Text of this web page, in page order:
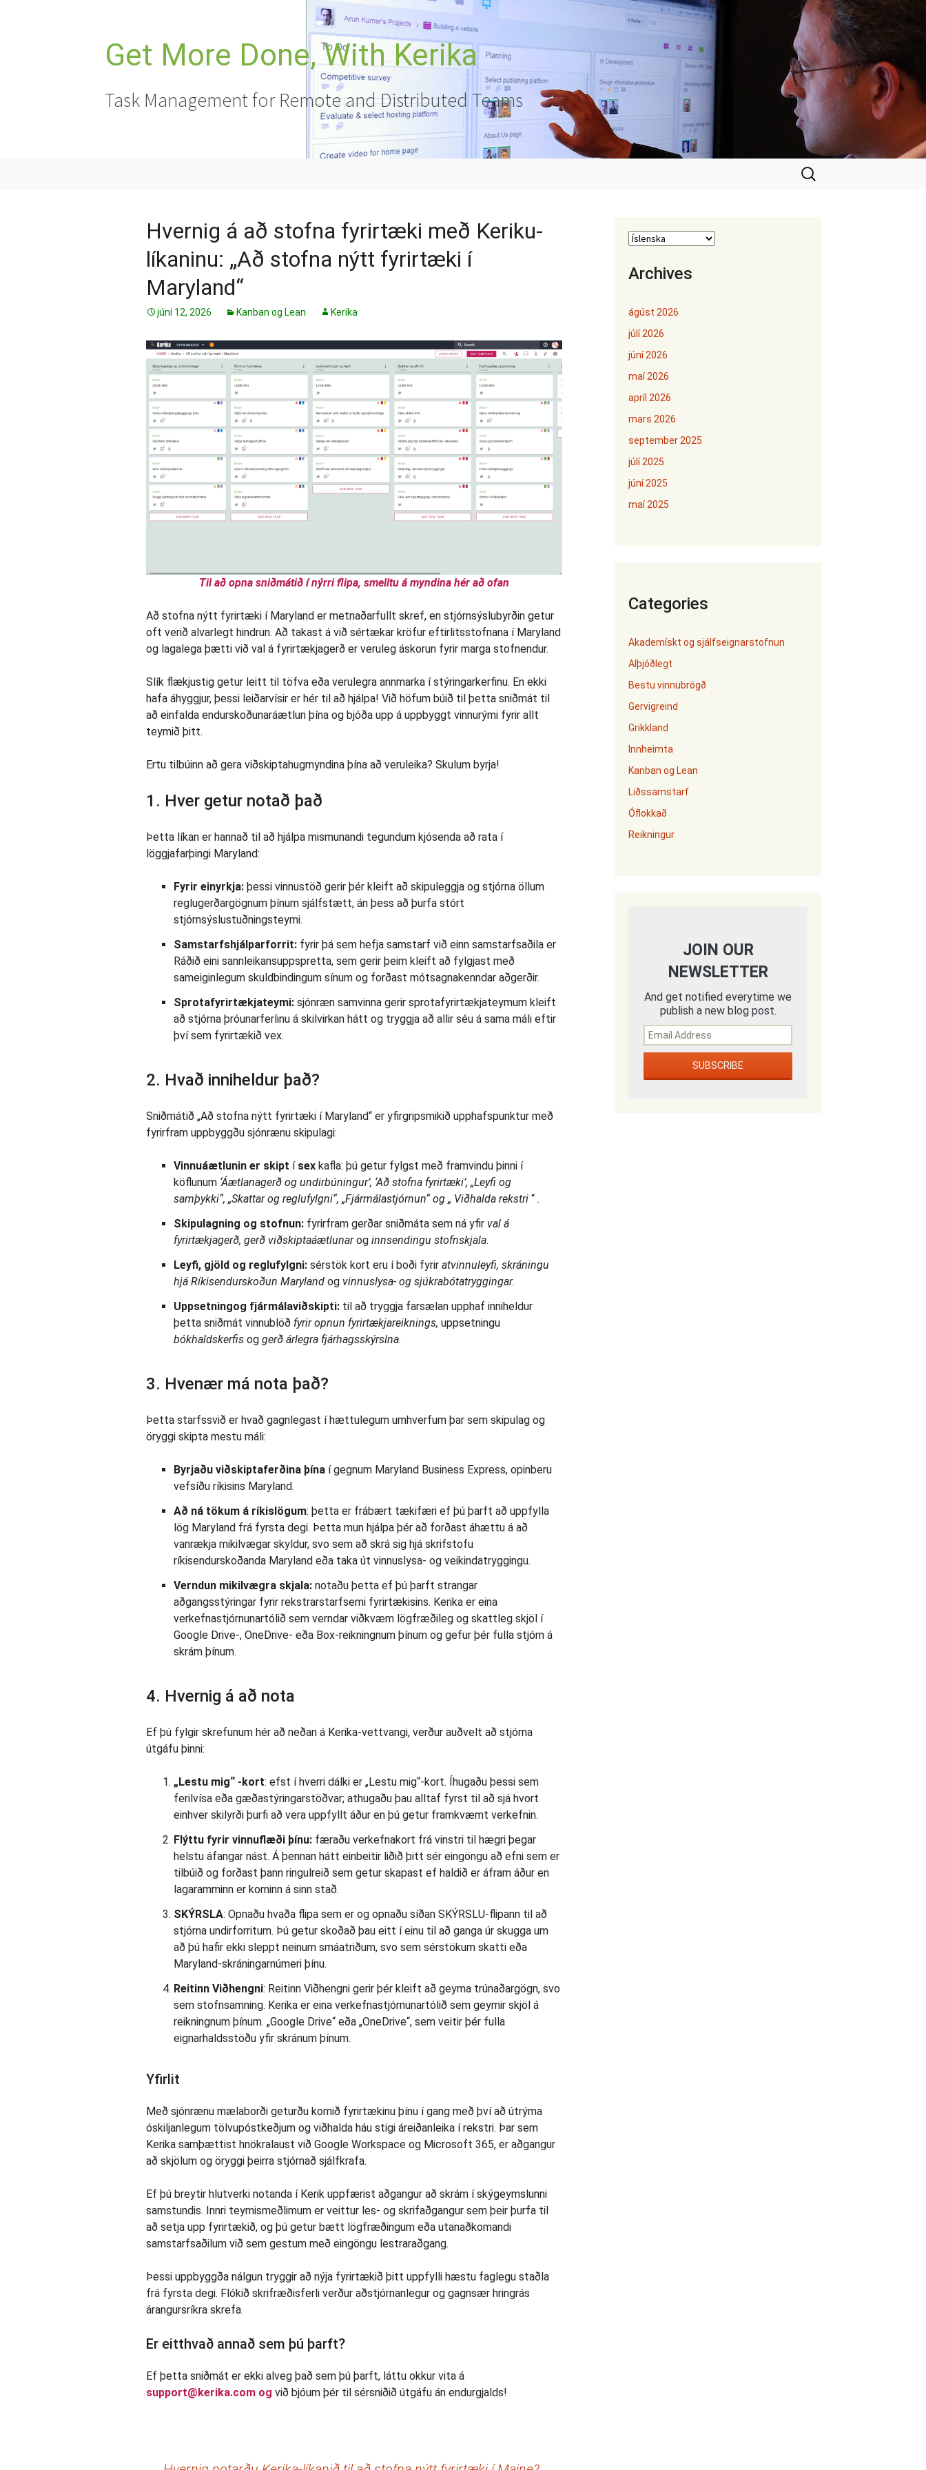
Get More Done, With Kerika
Task Management for Remote and Distributed Teams
Leita
að:
Hvernig á að stofna fyrirtæki með Keriku-
líkaninu: „Að stofna nýtt fyrirtæki í
Maryland“
júní 12, 2026 Kanban og Lean Kerika
Til að opna sniðmátið í nýrri flipa, smelltu á myndina hér að ofan
Að stofna nýtt fyrirtæki í Maryland er metnaðarfullt skref, en stjórnsýslubyrðin getur
oft verið alvarlegt hindrun. Að takast á við sértækar kröfur eftirlitsstofnana í Maryland
og lagalega þætti við val á fyrirtækjagerð er veruleg áskorun fyrir marga stofnendur.
Slík flækjustig getur leitt til töfva eða verulegra annmarka í stýringarkerfinu. En ekki
hafa áhyggjur, þessi leiðarvísir er hér til að hjálpa! Við höfum búið til þetta sniðmát til
að einfalda endurskoðunaráætlun þína og bjóða upp á uppbyggt vinnurými fyrir allt
teymið þitt.
Ertu tilbúinn að gera viðskiptahugmyndina þína að veruleika? Skulum byrja!
1. Hver getur notað það
Þetta líkan er hannað til að hjálpa mismunandi tegundum kjósenda að rata í
löggjafarþingi Maryland:
Fyrir einyrkja: þessi vinnustöð gerir þér kleift að skipuleggja og stjórna öllum
reglugerðargögnum þínum sjálfstætt, án þess að þurfa stórt
stjórnsýslustuðningsteymi.
Samstarfshjálparforrit: fyrir þá sem hefja samstarf við einn samstarfsaðila er
Ráðið eini sannleikansuppspretta, sem gerir þeim kleift að fylgjast með
sameiginlegum skuldbindingum sínum og forðast mótsagnakenndar aðgerðir.
Sprotafyrirtækjateymi: sjónræn samvinna gerir sprotafyrirtækjateymum kleift
að stjórna þróunarferlinu á skilvirkan hátt og tryggja að allir séu á sama máli eftir
því sem fyrirtækið vex.
2. Hvað inniheldur það?
Sniðmátið „Að stofna nýtt fyrirtæki í Maryland“ er yfirgripsmikið upphafspunktur með
fyrirfram uppbyggðu sjónrænu skipulagi:
Vinnuáætlunin er skipt í sex kafla: þú getur fylgst með framvindu þinni í
köflunum ‘Áætlanagerð og undirbúningur’, ‘Að stofna fyrirtæki’, „Leyfi og
samþykki“, „Skattar og reglufylgni“, „Fjármálastjórnun“ og „ Viðhalda rekstri “ .
Skipulagning og stofnun: fyrirfram gerðar sniðmáta sem ná yfir val á
fyrirtækjagerð, gerð viðskiptaáætlunarog innsendingu stofnskjala.
Leyfi, gjöld og reglufylgni: sérstök kort eru í boði fyrir atvinnuleyfi, skráningu
hjá Ríkisendurskoðun Maryland og vinnuslysa- og sjúkrabótatryggingar.
Uppsetningog fjármálaviðskipti: til að tryggja farsælan upphaf inniheldur
þetta sniðmát vinnublöð fyrir opnun fyrirtækjareiknings, uppsetningu
bókhaldskerfis og gerð árlegra fjárhagsskýrslna.
3. Hvenær má nota það?
Þetta starfssvið er hvað gagnlegast í hættulegum umhverfum þar sem skipulag og
öryggi skipta mestu máli:
Byrjaðu viðskiptaferðina þína í gegnum Maryland Business Express, opinberu
vefsíðu ríkisins Maryland.
Að ná tökum á ríkislögum: þetta er frábært tækifæri ef þú þarft að uppfylla
lög Maryland frá fyrsta degi. Þetta mun hjálpa þér að forðast áhættu á að
vanrækja mikilvægar skyldur, svo sem að skrá sig hjá skrifstofu
ríkisendurskoðanda Maryland eða taka út vinnuslysa- og veikindatryggingu.
Verndun mikilvægra skjala: notaðu þetta ef þú þarft strangar
aðgangsstýringar fyrir rekstrarstarfsemi fyrirtækisins. Kerika er eina
verkefnastjórnunartólið sem verndar viðkvæm lögfræðileg og skattleg skjöl í
Google Drive-, OneDrive- eða Box-reikningnum þínum og gefur þér fulla stjórn á
skrám þínum.
4. Hvernig á að nota
Ef þú fylgir skrefunum hér að neðan á Kerika-vettvangi, verður auðvelt að stjórna
útgáfu þinni:
„Lestu mig“ -kort: efst í hverri dálki er „Lestu mig“-kort. Íhugaðu þessi sem
ferilvísa eða gæðastýringarstöðvar; athugaðu þau alltaf fyrst til að sjá hvort
einhver skilyrði þurfi að vera uppfyllt áður en þú getur framkvæmt verkefnin.
Flýttu fyrir vinnuflæði þínu: færaðu verkefnakort frá vinstri til hægri þegar
helstu áfangar nást. Á þennan hátt einbeitir liðið þitt sér eingöngu að efni sem er
tilbúið og forðast þann ringulreið sem getur skapast ef haldið er áfram áður en
lagaramminn er kominn á sinn stað.
SKÝRSLA: Opnaðu hvaða flipa sem er og opnaðu síðan SKÝRSLU-flipann til að
stjórna undirforritum. Þú getur skoðað þau eitt í einu til að ganga úr skugga um
að þú hafir ekki sleppt neinum smáatriðum, svo sem sérstökum skatti eða
Maryland-skráningarnúmeri þínu.
Reitinn Viðhengni: Reitinn Viðhengni gerir þér kleift að geyma trúnaðargögn, svo
sem stofnsamning. Kerika er eina verkefnastjórnunartólið sem geymir skjöl á
reikningnum þínum. „Google Drive“ eða „OneDrive“, sem veitir þér fulla
eignarhaldsstöðu yfir skránum þínum.
Yfirlit
Með sjónrænu mælaborði geturðu komið fyrirtækinu þínu í gang með því að útrýma
óskiljanlegum tölvupóstkeðjum og viðhalda háu stigi áreiðanleika í rekstri. Þar sem
Kerika samþættist hnökralaust við Google Workspace og Microsoft 365, er aðgangur
að skjölum og öryggi þeirra stjórnað sjálfkrafa.
Ef þú breytir hlutverki notanda í Kerik uppfærist aðgangur að skrám í skýgeymslunni
samstundis. Innri teymismeðlimum er veittur les- og skrifaðgangur sem þeir þurfa til
að setja upp fyrirtækið, og þú getur bætt lögfræðingum eða utanaðkomandi
samstarfsaðilum við sem gestum með eingöngu lestraraðgang.
Þessi uppbyggða nálgun tryggir að nýja fyrirtækið þitt uppfylli hæstu faglegu staðla
frá fyrsta degi. Flókið skrifræðisferli verður aðstjórnanlegur og gagnsær hringrás
árangursríkra skrefa.
Er eitthvað annað sem þú þarft?
Ef þetta sniðmát er ekki alveg það sem þú þarft, láttu okkur vita á
support@kerika.com og við bjóum þér til sérsniðið útgáfu án endurgjalds!
Archives
ágúst 2026
júlí 2026
júní 2026
maí 2026
apríl 2026
mars 2026
september 2025
júlí 2025
júní 2025
maí 2025
Categories
Akademískt og sjálfseignarstofnun
Alþjóðlegt
Bestu vinnubrögð
Gervigreind
Grikkland
Innheimta
Kanban og Lean
Liðssamstarf
Óflokkað
Reikningur
JOIN OUR
NEWSLETTER
And get notified everytime we
publish a new blog post.